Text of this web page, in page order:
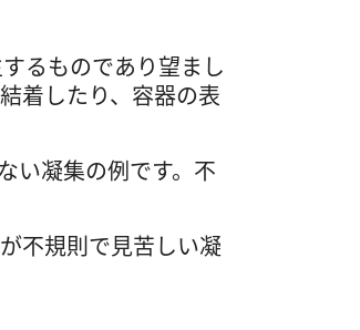
るものであり望まし
着したり、容器の表
い凝集の例です。不
不規則で見苦しい凝